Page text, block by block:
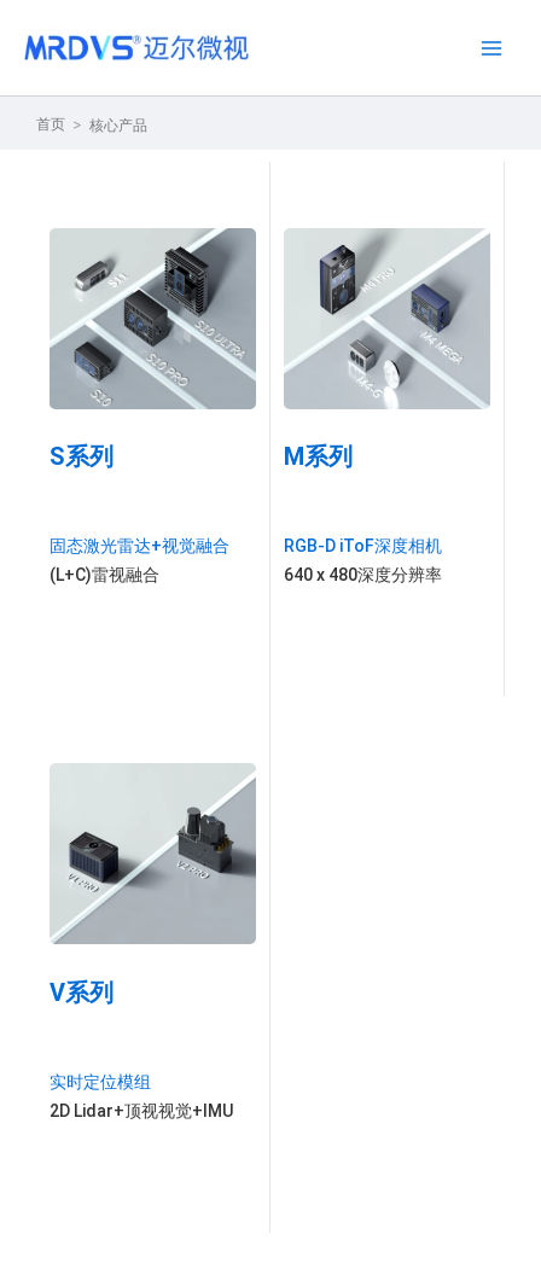
容
首页 核心产品
S系列
固态激光雷达+视觉融合
(L+C)雷视融合
M系列
RGB-D iToF深度相机
640 x 480深度分辨率
V系列
实时定位模组
2D Lidar+顶视视觉+IMU